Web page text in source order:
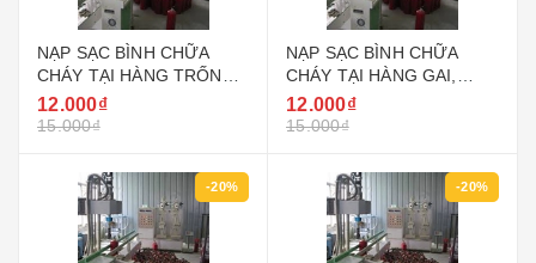
NẠP SẠC BÌNH CHỮA
CHÁY TẠI HÀNG TRỐNG
QUẬN HOÀN KIẾM
12.000₫
15.000₫
NẠP SẠC BÌNH CHỮA
CHÁY TẠI HÀNG GAI,
HÀNG MÃ QUẬN HOÀN
KIẾM
12.000₫
15.000₫
-20% -20%